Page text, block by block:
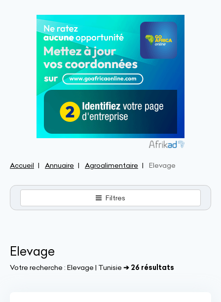
Accueil Annuaire Agroalimentaire Elevage
Filtres
Elevage
Votre recherche : Elevage | Tunisie ➔ 26 résultats